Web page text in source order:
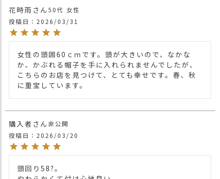
花時雨 50代 女性
投稿日
2026/03/31
女性の頭囲60ｃｍです。頭が大きいので、なかな
か、かぶれる帽子を手に入れられませんでしたが、
こちらのお店を見つけて、とても幸せです。春、秋
に重宝しています。
購入者
非公開
投稿日
2026/03/20
頭回り58?。